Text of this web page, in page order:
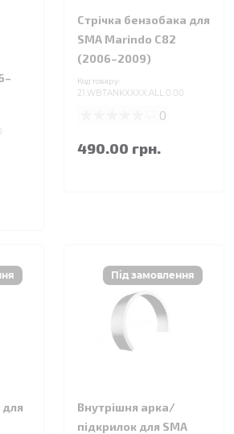
Стрічка бензобака для
SMA Marindo C82
(2006–2009)
Код товару:
21.WBTANKXXXX.ALL.0.00
0
490.00 грн.
для
Внутрішня арка/
підкрилок для SMA